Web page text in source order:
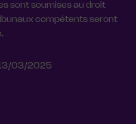
sont soumises au droit
compétents seront
13/03/2025